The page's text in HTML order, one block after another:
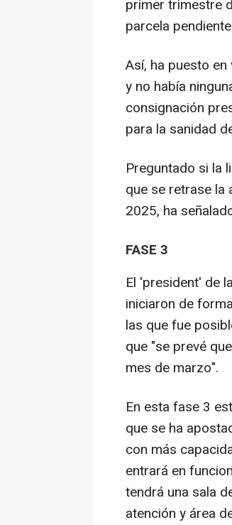
primer trimestre
parcela
Así, ha puesto
y no había
consignación
para la sanidad
Preguntado si la
que se retrase la
2025, ha
FASE 3
El 'president' de
iniciaron de
las que fue
que "se prevé
mes de marzo".
En esta fase 3
que se ha
con más
entrará en
tendrá una sala
atención y área